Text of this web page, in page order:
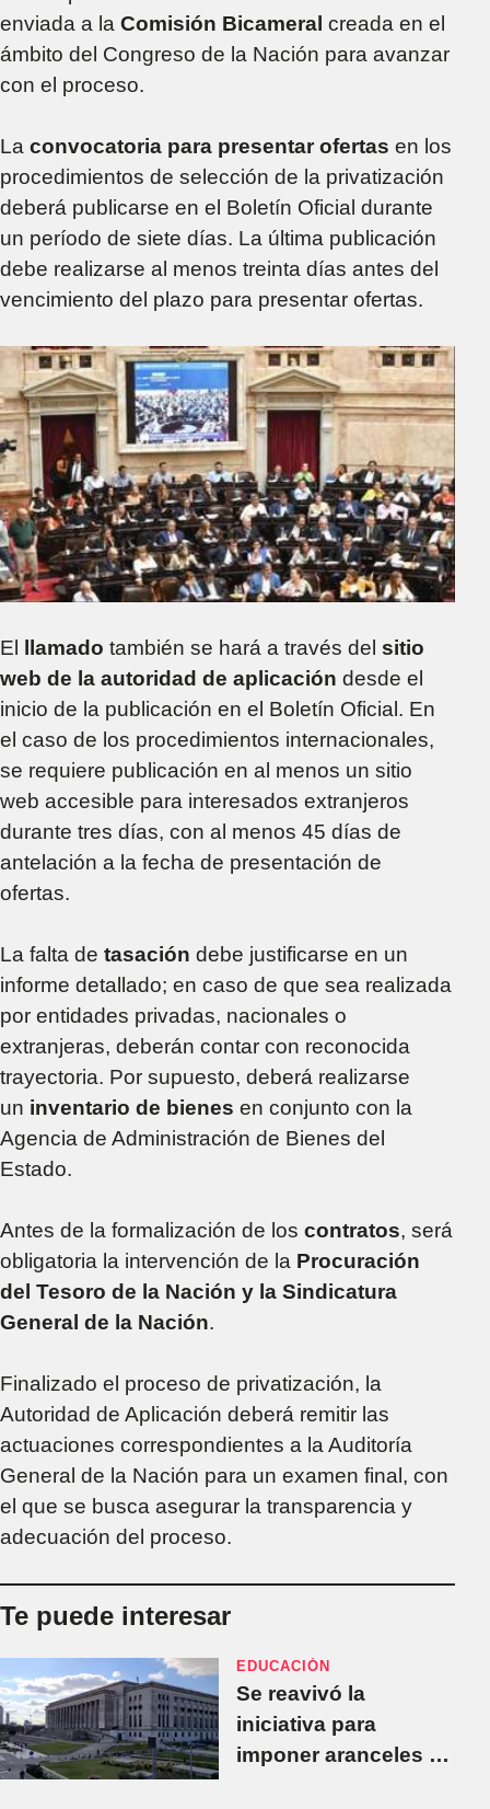
enviada a la Comisión Bicameral creada en el
ámbito del Congreso de la Nación para avanzar
con el proceso.
La convocatoria para presentar ofertas en los
procedimientos de selección de la privatización
deberá publicarse en el Boletín Oficial durante
un período de siete días. La última publicación
debe realizarse al menos treinta días antes del
vencimiento del plazo para presentar ofertas.
El llamado también se hará a través del sitio
web de la autoridad de aplicación desde el
inicio de la publicación en el Boletín Oficial. En
el caso de los procedimientos internacionales,
se requiere publicación en al menos un sitio
web accesible para interesados extranjeros
durante tres días, con al menos 45 días de
antelación a la fecha de presentación de
ofertas.
La falta de tasación debe justificarse en un
informe detallado; en caso de que sea realizada
por entidades privadas, nacionales o
extranjeras, deberán contar con reconocida
trayectoria. Por supuesto, deberá realizarse
un inventario de bienes en conjunto con la
Agencia de Administración de Bienes del
Estado.
Antes de la formalización de los contratos, será
obligatoria la intervención de la Procuración
del Tesoro de la Nación y la Sindicatura
General de la Nación.
Finalizado el proceso de privatización, la
Autoridad de Aplicación deberá remitir las
actuaciones correspondientes a la Auditoría
General de la Nación para un examen final, con
el que se busca asegurar la transparencia y
adecuación del proceso.
Te puede interesar
EDUCACIÓN
Se reavivó la
iniciativa para
imponer aranceles a